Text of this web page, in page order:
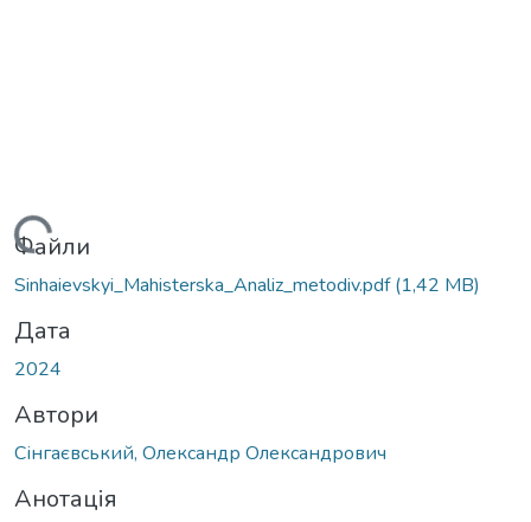
Файли
Sinhaievskyi_Mahisterska_Analiz_metodiv.pdf(1,42 MB)
Дата
2024
Автори
Сінгаєвський, Олександр Олександрович
Анотація